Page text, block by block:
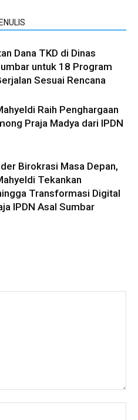
Dana TKD di Dinas
untuk 18 Program
Sesuai Rencana
Raih Penghargaan
Praja Madya dari IPDN
Birokrasi Masa Depan,
Tekankan
Transformasi Digital
IPDN Asal Sumbar